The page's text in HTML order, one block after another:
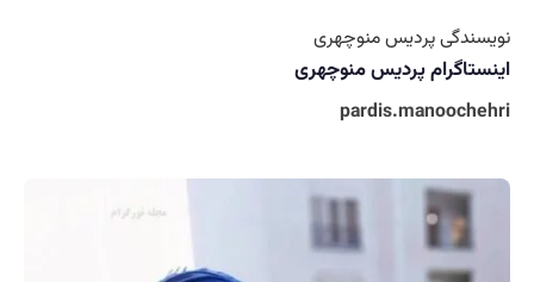
نویسندگی پردیس منوچهری
اینستاگرام پردیس منوچهری
pardis.manoochehri